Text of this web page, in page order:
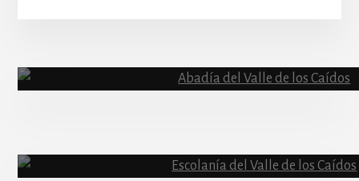
Content